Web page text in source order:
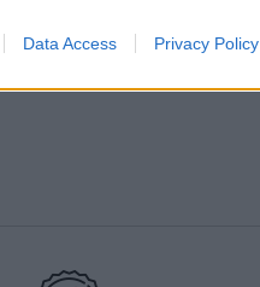
Data Access Privacy Policy